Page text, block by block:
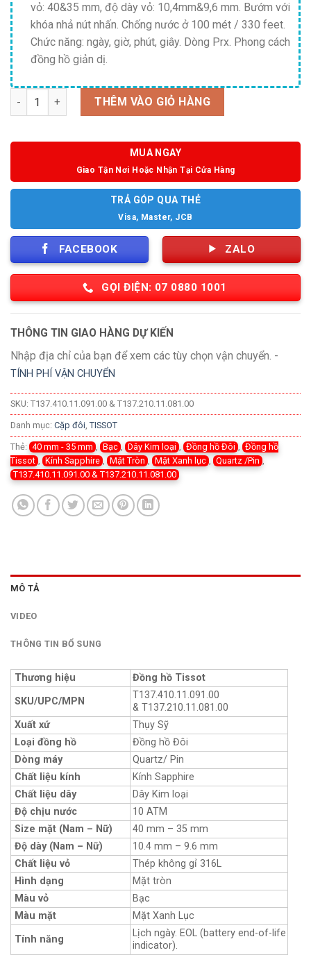
vỏ: 40&35 mm, độ dày vỏ: 10,4mm&9,6 mm. Bướm với
khóa nhả nút nhấn. Chống nước ở 100 mét / 330 feet.
Chức năng: ngày, giờ, phút, giây. Dòng Prx. Phong cách
đồng hồ giản dị.
Số lượng THÊM VÀO GIỎ HÀNG
MUA NGAY
Giao Tận Nơi Hoặc Nhận Tại Cửa Hàng
TRẢ GÓP QUA THẺ
Visa, Master, JCB
FACEBOOK ZALO
GỌI ĐIỆN: 07 0880 1001
THÔNG TIN GIAO HÀNG DỰ KIẾN
Nhập địa chỉ của bạn để xem các tùy chọn vận chuyển. -
TÍNH PHÍ VẬN CHUYỂN
SKU: T137.410.11.091.00 & T137.210.11.081.00
Danh mục: Cặp đôi TISSOT
Thẻ: 40 mm - 35 mm Bạc Dây Kim loại Đồng hồ Đôi
Đồng hồ
Tissot
Kính Sapphire Mặt Tròn Mặt Xanh lục Quartz /Pin
T137.410.11.091.00 & T137.210.11.081.00
MÔ TẢ
VIDEO
THÔNG TIN BỔ SUNG
Thương hiệu
Đồng hồ Tissot
SKU/UPC/MPN
T137.410.11.091.00
& T137.210.11.081.00
Xuất xứ
Thụy Sỹ
Loại đồng hồ
Đồng hồ Đôi
Dòng máy
Quartz/ Pin
Chất liệu kính
Kính Sapphire
Chất liệu dây
Dây Kim loại
Độ chịu nước
10 ATM
Size mặt (Nam – Nữ)
40 mm – 35 mm
Độ dày (Nam – Nữ)
10.4 mm – 9.6 mm
Chất liệu vỏ
Thép không gỉ 316L
Hình dạng
Mặt tròn
Màu vỏ
Bạc
Màu mặt
Mặt Xanh Lục
Tính năng
Lịch ngày. EOL (battery end-of-life
indicator).